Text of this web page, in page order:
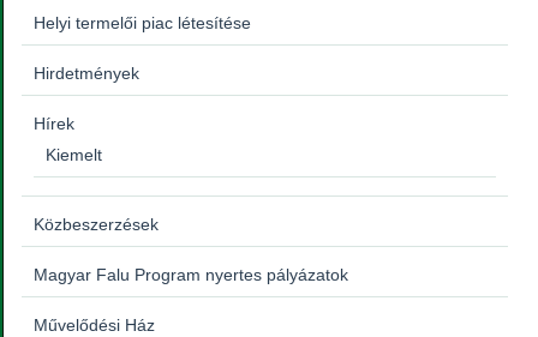
Helyi termelői piac létesítése
Hirdetmények
Hírek
Kiemelt
Közbeszerzések
Magyar Falu Program nyertes pályázatok
Művelődési Ház